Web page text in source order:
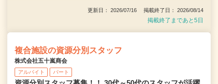
更新日： 2026/07/16 掲載終了日： 2026/08/14
掲載終了まであと5日
複合施設の資源分別スタッフ
株式会社五十嵐商会
アルバイト パート